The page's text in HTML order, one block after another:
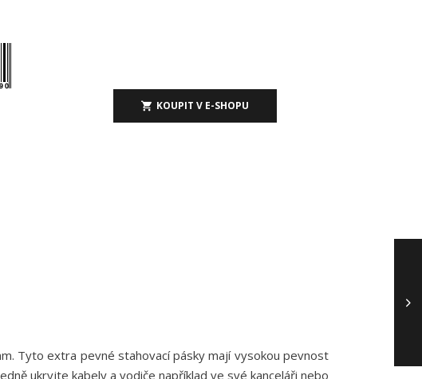
KOUPIT V E-SHOPU
Tyto extra pevné stahovací pásky mají vysokou pevnost
ukryjte kabely a vodiče například ve své kanceláři nebo